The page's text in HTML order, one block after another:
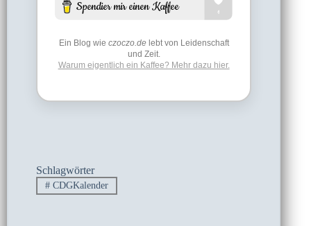
Ein Blog wie czoczo.delebt von Leidenschaft
und Zeit.
Warum eigentlich ein Kaffee? Mehr dazu hier.
Schlagwörter
#CDGKalender